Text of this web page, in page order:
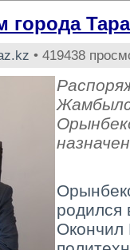
города
• 419438
родился
Окончил